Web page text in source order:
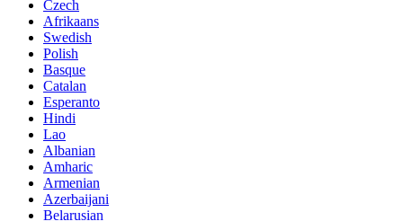
Czech
Afrikaans
Swedish
Polish
Basque
Catalan
Esperanto
Hindi
Lao
Albanian
Amharic
Armenian
Azerbaijani
Belarusian